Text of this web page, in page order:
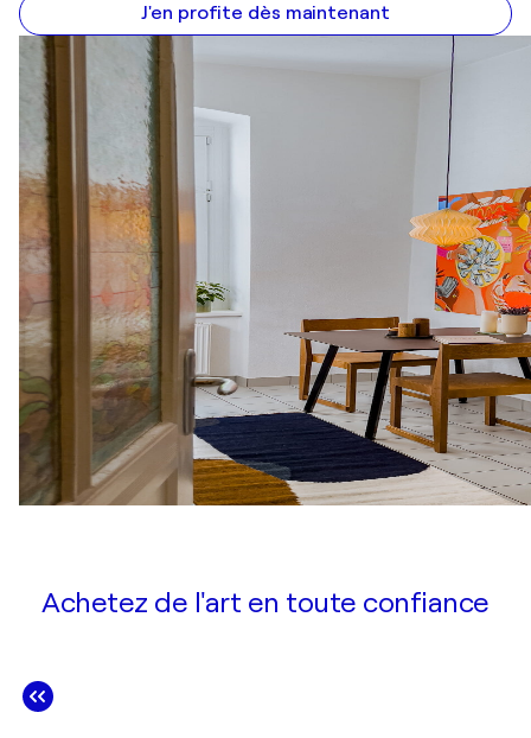
J'en profite dès maintenant
Achetez de l'art en toute confiance